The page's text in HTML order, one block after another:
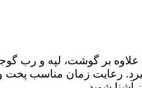
بر گوشت، لپه و رب
رعایت زمان مناسب پخت